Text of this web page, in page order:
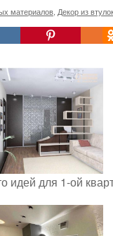
материалов Декор из
идей для 1-ой